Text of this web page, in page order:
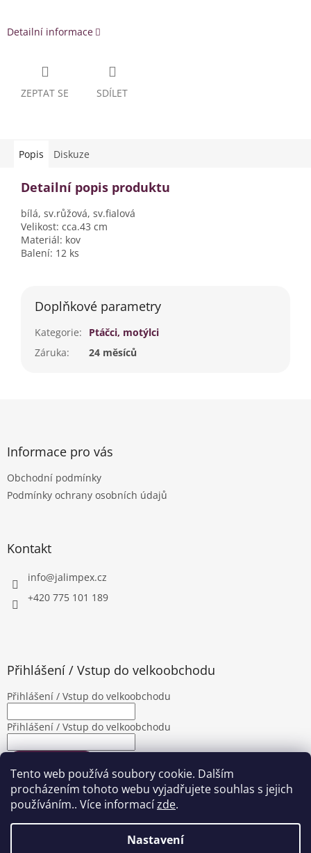
Tento web používá soubory cookie. Dalším
procházením tohoto webu vyjadřujete souhlas s jejich
používáním.. Více informacízde.
Nastavení
Detailní informace
ZEPTAT SE SDÍLET
Popis Diskuze
Detailní popis produktu
bílá, sv.růžová, sv.fialová
Velikost: cca.43 cm
Materiál: kov
Balení: 12 ks
Doplňkové parametry
Kategorie:
Ptáčci, motýlci
Záruka: 24 měsíců
Informace pro vás
Obchodní podmínky
Podmínky ochrany osobních údajů
Kontakt
info@jalimpex.cz
+420 775 101 189
Přihlášení / Vstup do velkoobchodu
Přihlášení / Vstup do velkoobchodu
Přihlášení / Vstup do velkoobchodu
Nová registrace Zapomenuté heslo
Vytvořil Shoptet|Upravila Shopea.cz